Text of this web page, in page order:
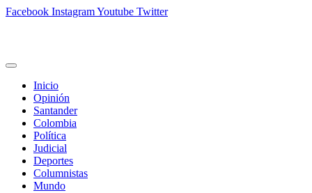
Facebook InstagramYoutube Twitter
Inicio
Opinión
Santander
Colombia
Política
Judicial
Deportes
Columnistas
Mundo